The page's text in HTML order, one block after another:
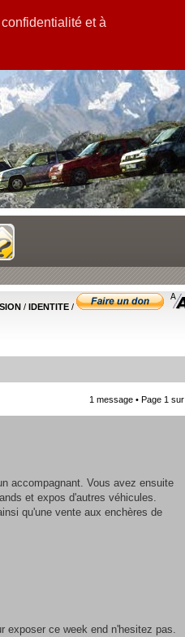
et à
/ IDENTITE /
1 message • Page 1 sur
accompagnant. Vous avez ensuite
et expos d'autres véhicules.
qu'une vente aux enchères de
exposer ce week end n'hesitez pas.